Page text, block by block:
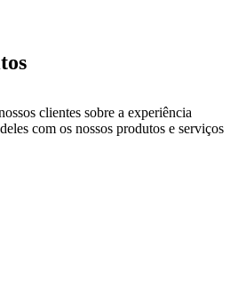
clientes sobre a experiência
com os nossos produtos e serviços